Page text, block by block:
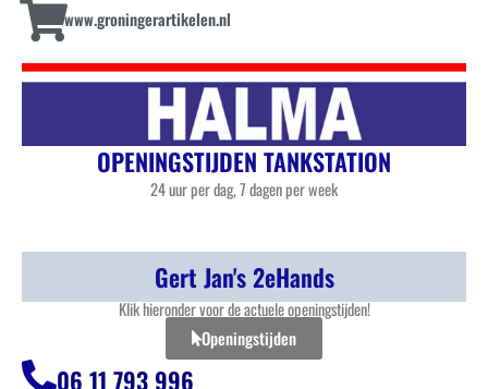
www.groningerartikelen.nl
OPENINGSTIJDEN TANKSTATION
24 uur per dag, 7 dagen per week
Gert Jan's 2eHands
Klik hieronder voor de actuele openingstijden!
Openingstijden
06 11 793 996